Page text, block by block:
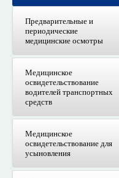
Предварительные и
периодические
медицинские осмотры
Медицинское
освидетельствование
водителей транспортных
средств
Медицинское
освидетельствование для
усыновления